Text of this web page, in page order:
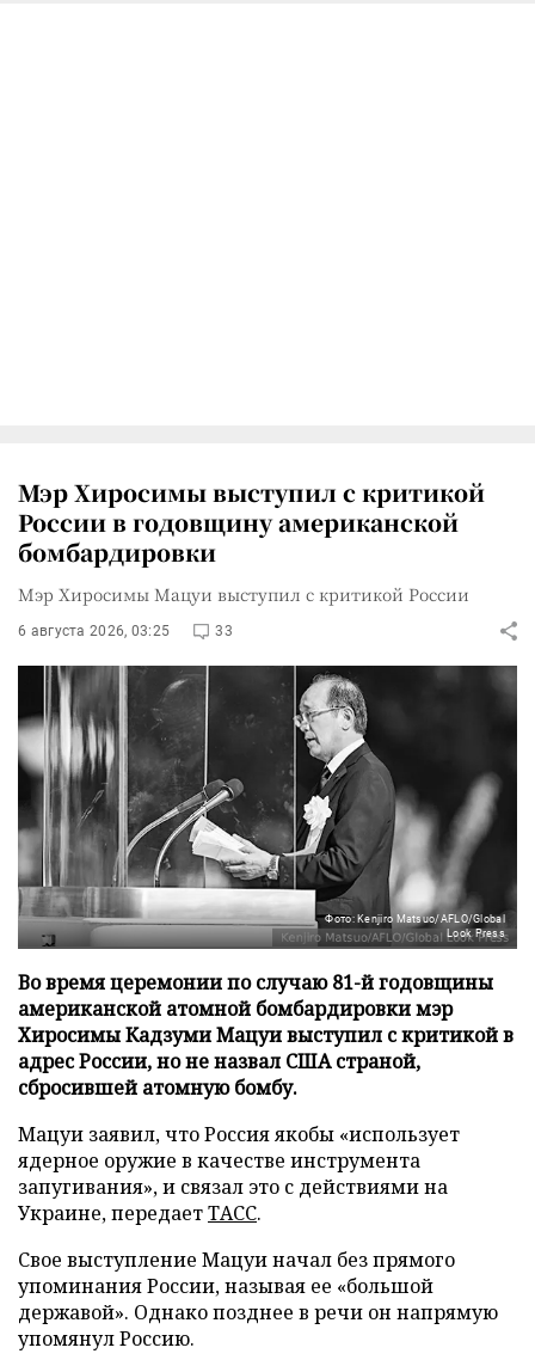
Мэр Хиросимы выступил с критикой
России в годовщину американской
бомбардировки
Мэр Хиросимы Мацуи выступил с критикой России
6 августа 2026, 03:25 33
Фото: Kenjiro Matsuo/AFLO/Global
Look Press
Во время церемонии по случаю 81-й годовщины
американской атомной бомбардировки мэр
Хиросимы Кадзуми Мацуи выступил с критикой в
адрес России, но не назвал США страной,
сбросившей атомную бомбу.
Мацуи заявил, что Россия якобы «использует
ядерное оружие в качестве инструмента
запугивания», и связал это с действиями на
Украине, передаетТАСС.
Свое выступление Мацуи начал без прямого
упоминания России, называя ее «большой
державой». Однако позднее в речи он напрямую
упомянул Россию.